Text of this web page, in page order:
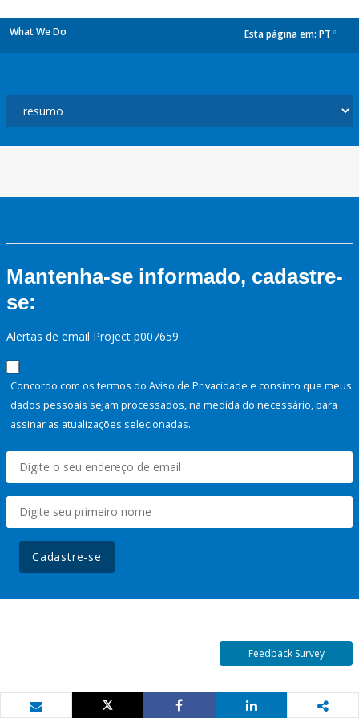
What We Do Esta página em: PT
Mantenha-se informado, cadastre-
se:
Alertas de email Project p007659
Concordo com os termos do Aviso de Privacidade e consinto que meus
dados pessoais sejam processados, na medida do necessário, para
assinar as atualizações selecionadas.
Cadastre-se
Feedback Survey